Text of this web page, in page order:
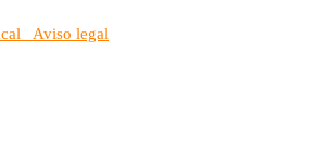
Aviso legal